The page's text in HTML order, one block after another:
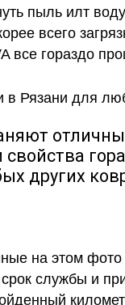
пыль илт
всего
все гораздо
свойства
других
на этом
службы и